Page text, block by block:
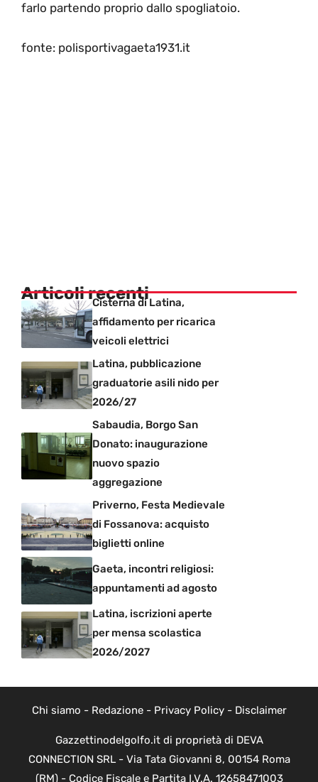
farlo partendo proprio dallo spogliatoio.
fonte: polisportivagaeta1931.it
Articoli recenti
Cisterna di Latina,
affidamento per ricarica
veicoli elettrici
Latina, pubblicazione
graduatorie asili nido per
2026/27
Sabaudia, Borgo San
Donato: inaugurazione
nuovo spazio
aggregazione
Priverno, Festa Medievale
di Fossanova: acquisto
biglietti online
Gaeta, incontri religiosi:
appuntamenti ad agosto
Latina, iscrizioni aperte
per mensa scolastica
2026/2027
Chi siamo - Redazione- Privacy Policy- Disclaimer
Gazzettinodelgolfo.it di proprietà di DEVA
CONNECTION SRL - Via Tata Giovanni 8, 00154 Roma
(RM) - Codice Fiscale e Partita I.V.A. 12658471003